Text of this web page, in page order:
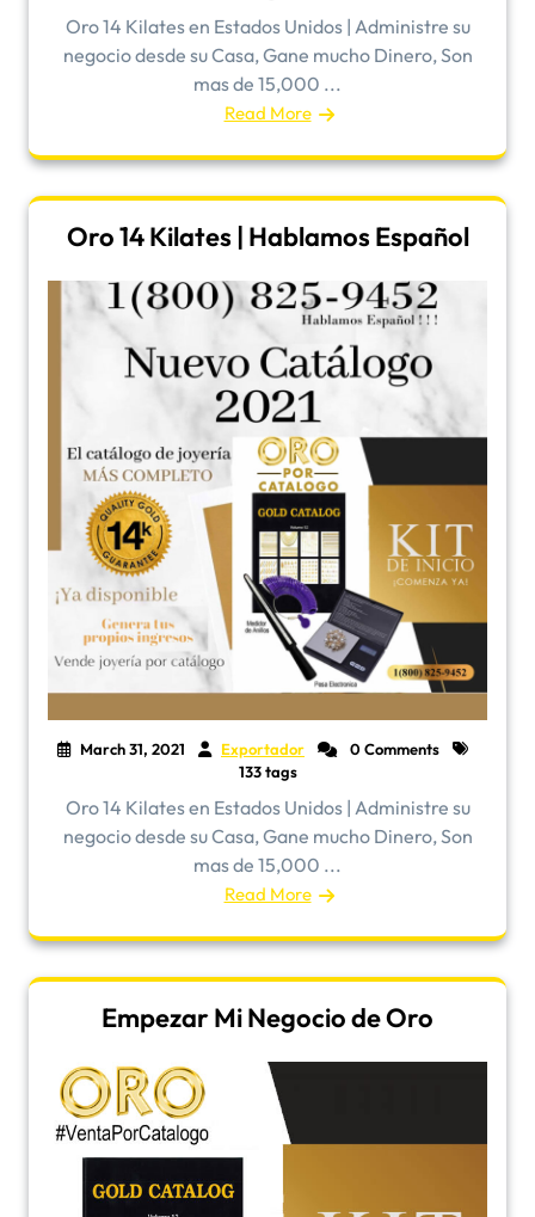
Oro 14 Kilates en Estados Unidos | Administre su
negocio desde su Casa, Gane mucho Dinero, Son
mas de 15,000 ...
Read More
Oro 14 Kilates | Hablamos Español
March 31, 2021 Exportador
0 Comments
133 tags
Oro 14 Kilates en Estados Unidos | Administre su
negocio desde su Casa, Gane mucho Dinero, Son
mas de 15,000 ...
Read More
Empezar Mi Negocio de Oro